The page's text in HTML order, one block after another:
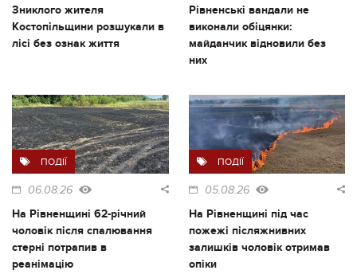
Зниклого жителя
Костопільщини розшукали в
лісі без ознак життя
Рівненські вандали не
виконали обіцянки:
майданчик відновили без
них
ПОДІЇ
06.08.26
На Рівненщині 62-річний
чоловік після спалювання
стерні потрапив в
реанімацію
ПОДІЇ
05.08.26
На Рівненщині під час
пожежі післяжнивних
залишків чоловік отримав
опіки